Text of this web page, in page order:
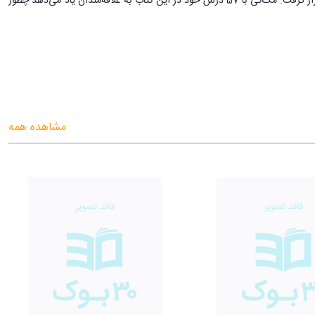
تدریس می‌شوند، اینجا با مجموعه‌ای از تجربه‌های واقعی و آزموده شده
روابط و اهدافتان به کار برده و از هر سدّ و مانعی که در مقابل‌تان قرار
نویسنده و تاجر مشهور پیروی کنید تمام موانع از سر راه‌تان برمی‌خیزد و
مشاهده همه